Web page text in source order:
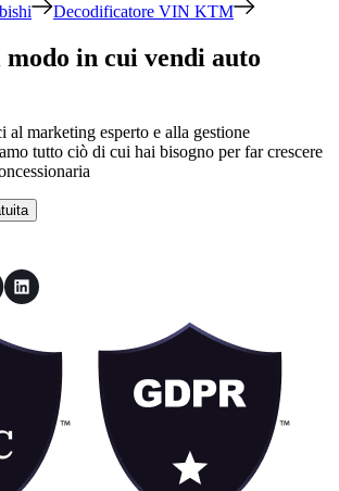
Decodificatore VIN KTM
in cui vendi auto
marketing esperto e alla gestione
tutto ciò di cui hai bisogno per far crescere